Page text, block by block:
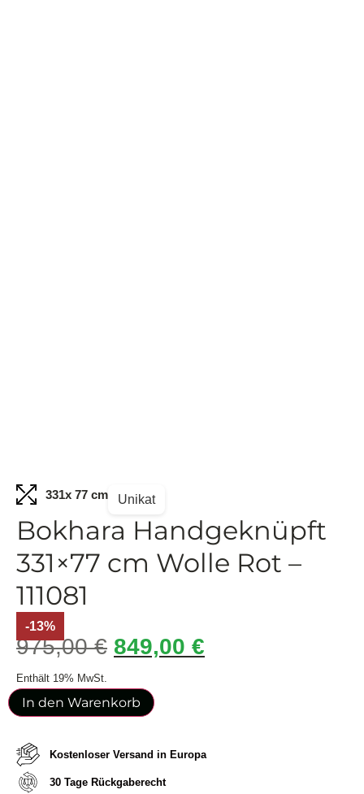
331x 77 cm Unikat
Bokhara Handgeknüpft
331×77 cm Wolle Rot –
111081
-13%
975,00€ 849,00 €
Enthält 19% MwSt.
In den Warenkorb
Kostenloser Versand in Europa
30 Tage Rückgaberecht